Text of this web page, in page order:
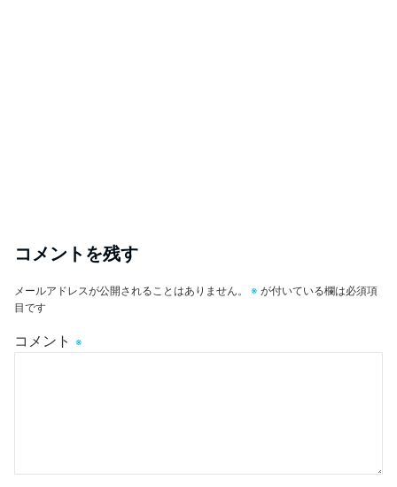
コメントを残す
メールアドレスが公開されることはありません。 ※ が付いている欄は必須項
目です
コメント ※